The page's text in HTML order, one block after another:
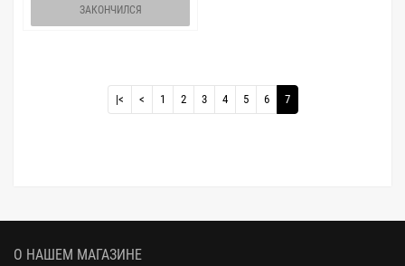
ЗАКОНЧИЛСЯ
|< < 1 2 3 4 5 6 7
О НАШЕМ МАГАЗИНЕ